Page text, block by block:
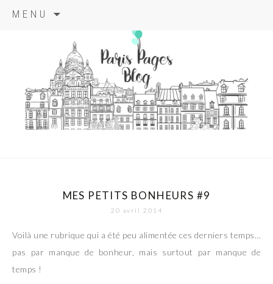
MENU
principal
paris pages
blog
MES PETITS BONHEURS #9
20 avril 2014
Voilà une rubrique qui a été peu alimentée ces derniers temps…
pas par manque de bonheur, mais surtout par manque de
temps !